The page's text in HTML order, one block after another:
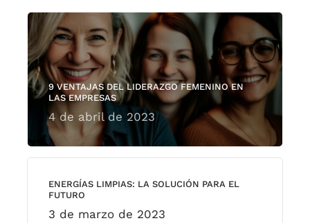
9 VENTAJAS DEL LIDERAZGO FEMENINO EN
LAS EMPRESAS
4 de abril de 2023
ENERGÍAS LIMPIAS: LA SOLUCIÓN PARA EL
FUTURO
3 de marzo de 2023